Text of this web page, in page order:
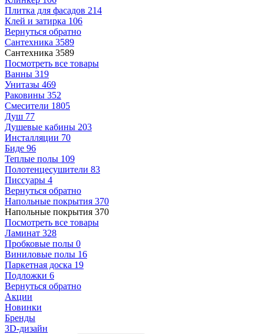
Плитка для фасадов 214
Клей и затирка 106
Вернуться обратно
Сантехника 3589
Сантехника 3589
Посмотреть все товары
Ванны 319
Унитазы 469
Раковины 352
Смесители 1805
Душ 77
Душевые кабины 203
Инсталляции 70
Биде 96
Теплые полы 109
Полотенцесушители 83
Писсуары 4
Вернуться обратно
Напольные покрытия 370
Напольные покрытия 370
Посмотреть все товары
Ламинат 328
Пробковые полы 0
Виниловые полы 16
Паркетная доска 19
Подложки 6
Вернуться обратно
Акции
Новинки
Бренды
3D-дизайн